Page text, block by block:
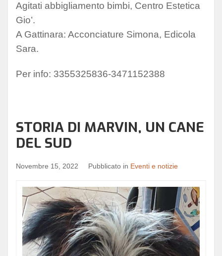
Agitati abbigliamento bimbi, Centro Estetica
Gio’.
A Gattinara: Acconciature Simona, Edicola
Sara.
Per info: 3355325836-3471152388
STORIA DI MARVIN, UN CANE
DEL SUD
Novembre 15, 2022 Pubblicato in Eventi e notizie